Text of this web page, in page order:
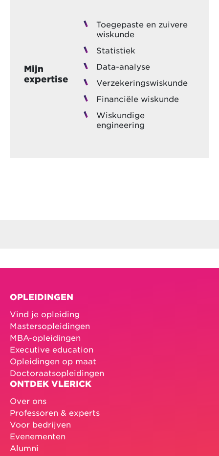
Mijn
expertise
Toegepaste en zuivere
wiskunde
Statistiek
Data-analyse
Verzekeringswiskunde
Financiële wiskunde
Wiskundige
engineering
OPLEIDINGEN
Vind je opleiding
Mastersopleidingen
MBA-opleidingen
Executive education
Opleidingen op maat
Doctoraatsopleidingen
ONTDEK VLERICK
Over ons
Professoren & experts
Voor bedrijven
Evenementen
Alumni